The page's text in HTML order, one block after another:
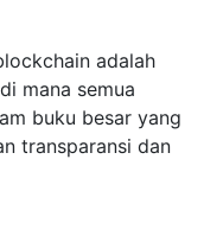
adalah
mana semua
buku besar yang
transparansi dan